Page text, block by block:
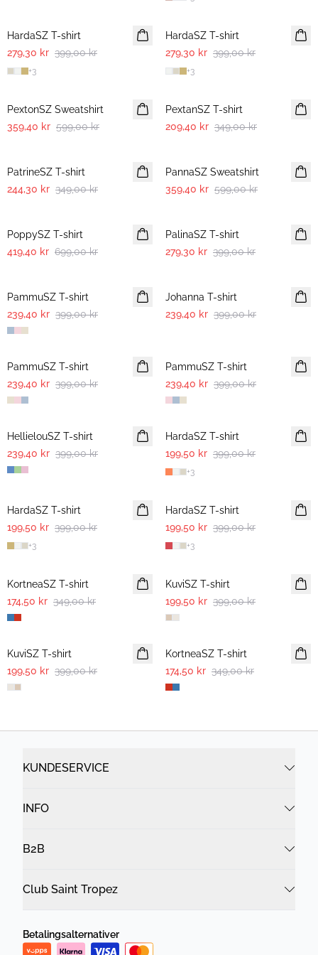
HardaSZ T-shirt
279,30 kr 399,00 kr
+3
HardaSZ T-shirt
279,30 kr 399,00 kr
+3
PextonSZ Sweatshirt
359,40 kr 599,00 kr
PextanSZ T-shirt
209,40 kr 349,00 kr
PatrineSZ T-shirt
244,30 kr 349,00 kr
PannaSZ Sweatshirt
359,40 kr 599,00 kr
PoppySZ T-shirt
419,40 kr 699,00 kr
PalinaSZ T-shirt
279,30 kr 399,00 kr
PammuSZ T-shirt
239,40 kr 399,00 kr
Johanna T-shirt
239,40 kr 399,00 kr
-40%
PammuSZ T-shirt
239,40 kr 399,00 kr
PammuSZ T-shirt
239,40 kr 399,00 kr
-40%
HellielouSZ T-shirt
239,40 kr 399,00 kr
-50%
HardaSZ T-shirt
199,50 kr 399,00 kr
+3
HardaSZ T-shirt
199,50 kr 399,00 kr
+3
HardaSZ T-shirt
199,50 kr 399,00 kr
+3
KortneaSZ T-shirt
174,50 kr 349,00 kr
KuviSZ T-shirt
199,50 kr 399,00 kr
-50%
KuviSZ T-shirt
199,50 kr 399,00 kr
-50%
KortneaSZ T-shirt
174,50 kr 349,00 kr
KUNDESERVICE
INFO
B2B
Club Saint Tropez
Betalingsalternativer